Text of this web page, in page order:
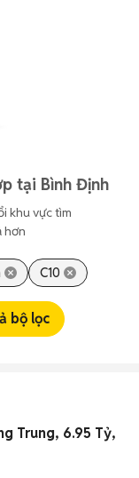
tại Bình Định
khu vực tìm
hơn
C10
bộ lọc
Trung, 6.95 Tỷ,